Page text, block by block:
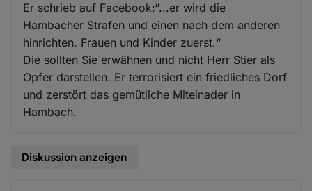
Er schrieb auf Facebook:“...er wird die
Hambacher Strafen und einen nach dem anderen
hinrichten. Frauen und Kinder zuerst.“
Die sollten Sie erwähnen und nicht Herr Stier als
Opfer darstellen. Er terrorisiert ein friedliches Dorf
und zerstört das gemütliche Miteinader in
Hambach.
Diskussion anzeigen